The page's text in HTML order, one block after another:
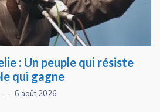
: Un peuple qui résiste
qui gagne
6 août 2026